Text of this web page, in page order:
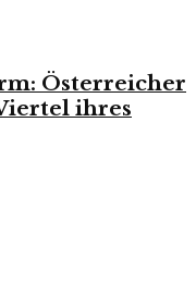
Österreicher
ihres